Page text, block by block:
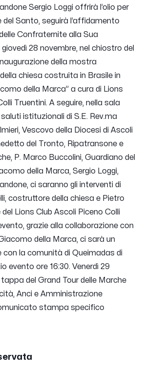
Sergio Loggi offrirà l’olio per
del Santo, seguirà l’affidamento
Confraternite alla Sua
28 novembre, nel chiostro del
della mostra
chiesa costruita in Brasile in
della Marca” a cura di Lions
Truentini. A seguire, nella sala
istituzionali di S.E. Rev.ma
Vescovo della Diocesi di Ascoli
del Tronto, Ripatransone e
P. Marco Buccolini, Guardiano del
della Marca, Sergio Loggi,
ci saranno gli interventi di
costruttore della chiesa e Pietro
Lions Club Ascoli Piceno Colli
grazie alla collaborazione con
della Marca, ci sarà un
con la comunità di Queimadas di
evento ore 16:30. Venerdì 29
del Grand Tour delle Marche
Anci e Amministrazione
stampa specifico